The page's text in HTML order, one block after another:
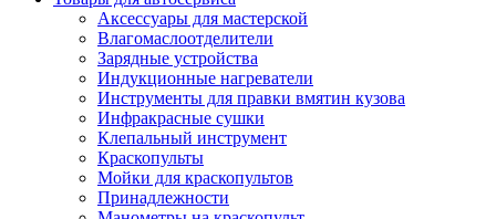
Аксессуары для мастерской
Влагомаслоотделители
Зарядные устройства
Индукционные нагреватели
Инструменты для правки вмятин кузова
Инфракрасные сушки
Клепальный инструмент
Краскопульты
Мойки для краскопультов
Принадлежности